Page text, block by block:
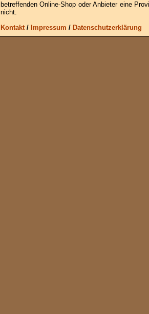
betreffenden Online-Shop oder Anbieter eine
nicht.
Kontakt/ Impressum / Datenschutzerklärung